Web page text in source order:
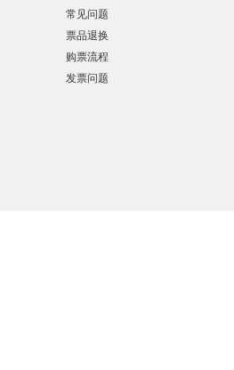
常见问题
票品退换
购票流程
发票问题